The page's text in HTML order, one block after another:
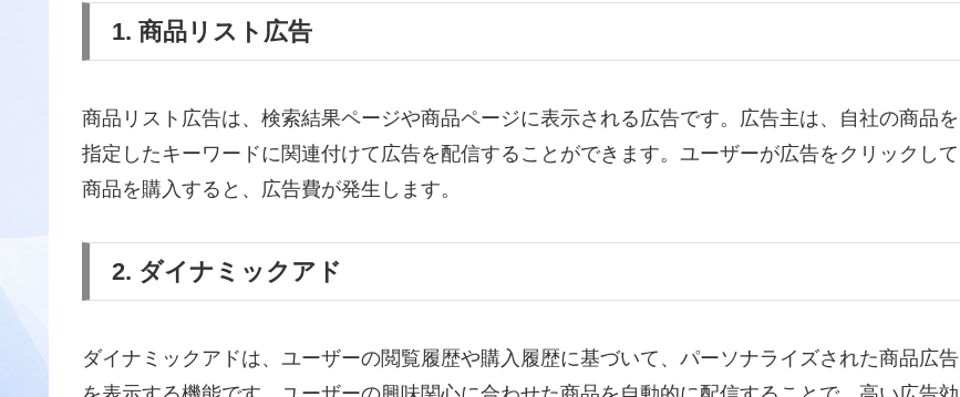
1. 商品リスト広告
商品リスト広告は、検索結果ページや商品ページに表示される広告です。広告主は、自社の商品を
指定したキーワードに関連付けて広告を配信することができます。ユーザーが広告をクリックして
商品を購入すると、広告費が発生します。
2. ダイナミックアド
ダイナミックアドは、ユーザーの閲覧履歴や購入履歴に基づいて、パーソナライズされた商品広告